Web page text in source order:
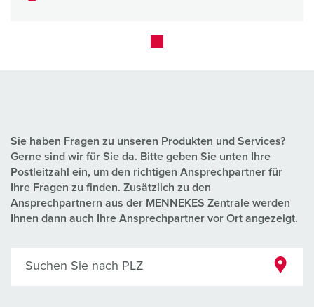
Sie haben Fragen zu unseren Produkten und Services?
Gerne sind wir für Sie da. Bitte geben Sie unten Ihre
Postleitzahl ein, um den richtigen Ansprechpartner für
Ihre Fragen zu finden. Zusätzlich zu den
Ansprechpartnern aus der MENNEKES Zentrale werden
Ihnen dann auch Ihre Ansprechpartner vor Ort angezeigt.
Suchen Sie nach PLZ